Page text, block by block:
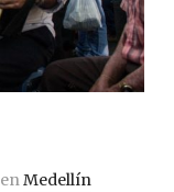
enMedellín